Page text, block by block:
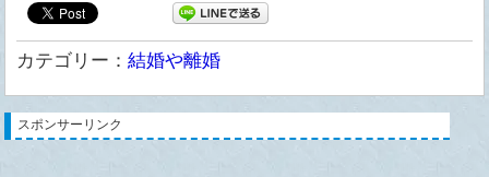
カテゴリー：結婚や離婚
スポンサーリンク